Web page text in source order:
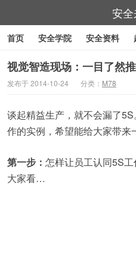
安
首页 安全学院 安全资料
叉车安全 管道作业 特殊工具
劳防用品
视觉智造现场：一目了然
发布于 2014-10-24 分类： M78
谈起精益生产，就不会漏了
作的实例，希望能给大家带来
第一步： 怎样让员工认同5S
大家看…